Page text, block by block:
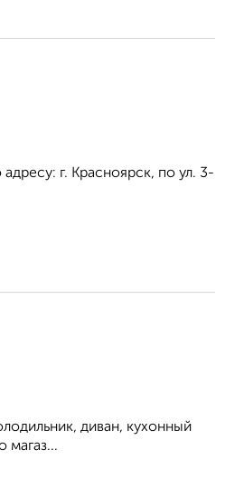
г. Красноярск, по ул. 3-
диван, кухонный
магаз...